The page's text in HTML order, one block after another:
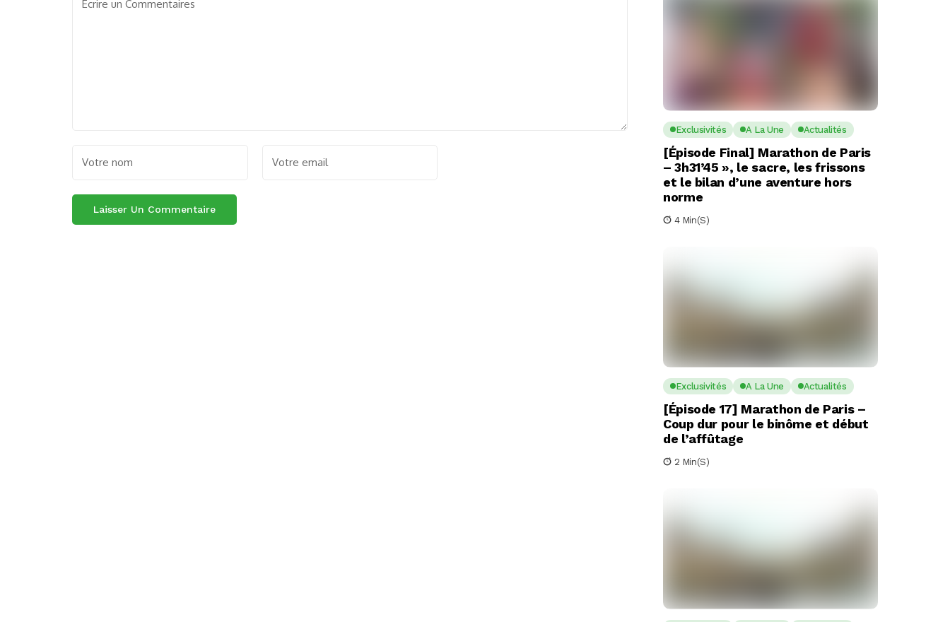
Exclusivités A La Une Actualités
[Épisode Final] Marathon de Paris
– 3h31’45 », le sacre, les frissons
et le bilan d’une aventure hors
norme
4 Min(s)
Exclusivités A La Une Actualités
[Épisode 17] Marathon de Paris –
Coup dur pour le binôme et début
de l’affûtage
2 Min(s)